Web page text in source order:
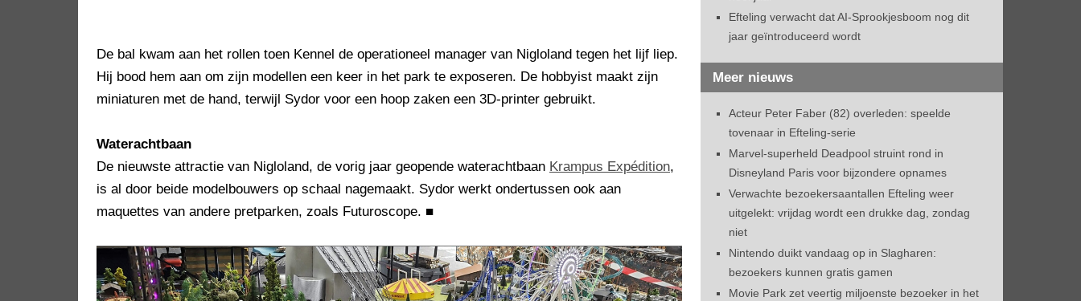
De bal kwam aan het rollen toen Kennel de operationeel manager van Nigloland tegen het lijf liep.
Hij bood hem aan om zijn modellen een keer in het park te exposeren. De hobbyist maakt zijn
miniaturen met de hand, terwijl Sydor voor een hoop zaken een 3D-printer gebruikt.
Waterachtbaan
De nieuwste attractie van Nigloland, de vorig jaar geopende waterachtbaan Krampus Expédition,
is al door beide modelbouwers op schaal nagemaakt. Sydor werkt ondertussen ook aan
maquettes van andere pretparken, zoals Futuroscope. ■
Efteling verwacht dat AI-Sprookjesboom nog dit
jaar geïntroduceerd wordt
Meer nieuws
Acteur Peter Faber (82) overleden: speelde
tovenaar in Efteling-serie
Marvel-superheld Deadpool struint rond in
Disneyland Paris voor bijzondere opnames
Verwachte bezoekersaantallen Efteling weer
uitgelekt: vrijdag wordt een drukke dag, zondag
niet
Nintendo duikt vandaag op in Slagharen:
bezoekers kunnen gratis gamen
Movie Park zet veertig miljoenste bezoeker in het